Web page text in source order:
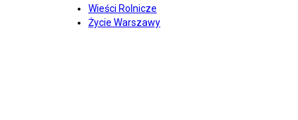
Wieści Rolnicze
Życie Warszawy